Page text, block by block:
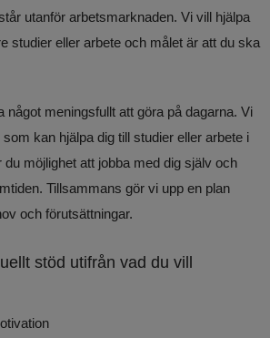
utanför arbetsmarknaden. Vi vill hjälpa
studier eller arbete och målet är att du ska
något meningsfullt att göra på dagarna. Vi
kan hjälpa dig till studier eller arbete i
möjlighet att jobba med dig själv och
Tillsammans gör vi upp en plan
och förutsättningar.
stöd utifrån vad du vill